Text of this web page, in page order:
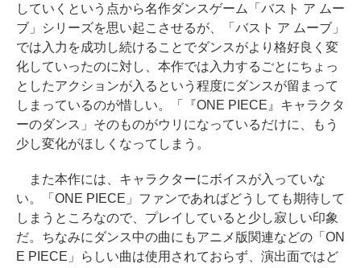
していくという点から名作ダンスゲーム「バスト ア ムー
ブ」シリーズを思い起こさせるが、「バスト ア ムーブ」
では入力を成功し続けることでダンスがより格好良く変
化していったのに対し、本作では入力するごとにちょっ
としたアクションが入るという程度にダンスが留まって
しまっているのが惜しい。「『ONE PIECE』キャラクタ
ーのダンス」そのものがウリになっているだけに、もう
少し変化がほしくなってしまう。
また本作には、キャラクターにボイスが入っていな
い。「ONE PIECE」ファンであればどうしても期待して
しまうところなので、プレイしていると少し寂しい印象
だ。ちなみにダンス中の曲にもアニメ版関連などの「ON
E PIECE」らしい曲は使用されておらず、演出面ではど